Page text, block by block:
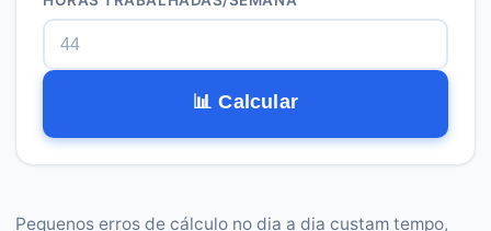
📊 Calcular
Pequenos erros de cálculo no dia a dia custam tempo,